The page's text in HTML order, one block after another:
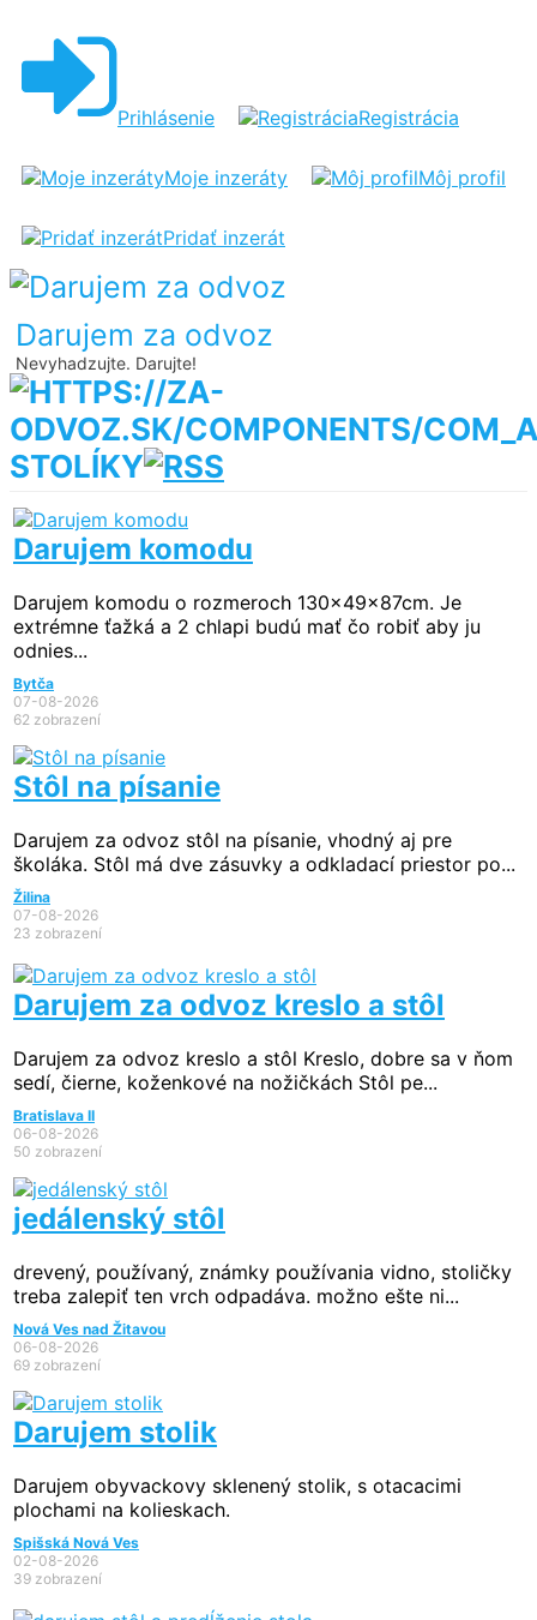
Prihlásenie Registrácia
Moje inzeráty Môj profil
Pridať inzerát
Darujem za odvoz
Nevyhadzujte. Darujte!
STOLÍKY
Darujem komodu
Darujem komodu o rozmeroch 130x49x87cm. Je
extrémne ťažká a 2 chlapi budú mať čo robiť aby ju
odnies...
Bytča
07-08-2026
62 zobrazení
Stôl na písanie
Darujem za odvoz stôl na písanie, vhodný aj pre
školáka. Stôl má dve zásuvky a odkladací priestor po...
Žilina
07-08-2026
23 zobrazení
Darujem za odvoz kreslo a stôl
Darujem za odvoz kreslo a stôl Kreslo, dobre sa v ňom
sedí, čierne, koženkové na nožičkách Stôl pe...
Bratislava II
06-08-2026
50 zobrazení
jedálenský stôl
drevený, používaný, známky používania vidno, stoličky
treba zalepiť ten vrch odpadáva. možno ešte ni...
Nová Ves nad Žitavou
06-08-2026
69 zobrazení
Darujem stolik
Darujem obyvackovy sklenený stolik, s otacacimi
plochami na kolieskach.
Spišská Nová Ves
02-08-2026
39 zobrazení